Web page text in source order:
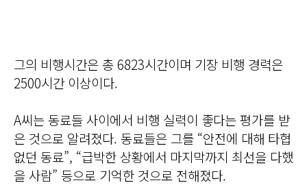
그의 비행시간은 총 6823시간이며 기장 비행 경력은
2500시간 이상이다.
A씨는 동료들 사이에서 비행 실력이 좋다는 평가를 받
은 것으로 알려졌다. 동료들은 그를 “안전에 대해 타협
없던 동료”, “급박한 상황에서 마지막까지 최선을 다했
을 사람” 등으로 기억한 것으로 전해졌다.